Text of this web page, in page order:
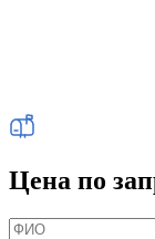
Цена по